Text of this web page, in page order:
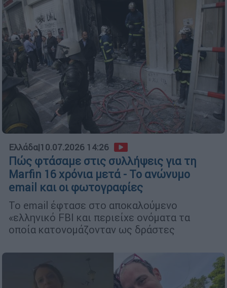
Ελλάδα|10.07.2026 14:26
Πώς φτάσαμε στις συλλήψεις για τη
Marfin 16 χρόνια μετά - Το ανώνυμο
email και οι φωτογραφίες
Το email έφτασε στο αποκαλούμενο
«ελληνικό FBI και περιείχε ονόματα τα
οποία κατονομάζονταν ως δράστες